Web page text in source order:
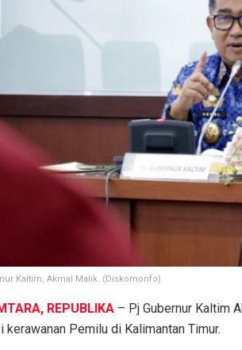
Kaltim, Akmal Malik. (Diskomonfo)
REPUBLIKA – Pj Gubernur Kaltim
kerawanan Pemilu di Kalimantan Timur.